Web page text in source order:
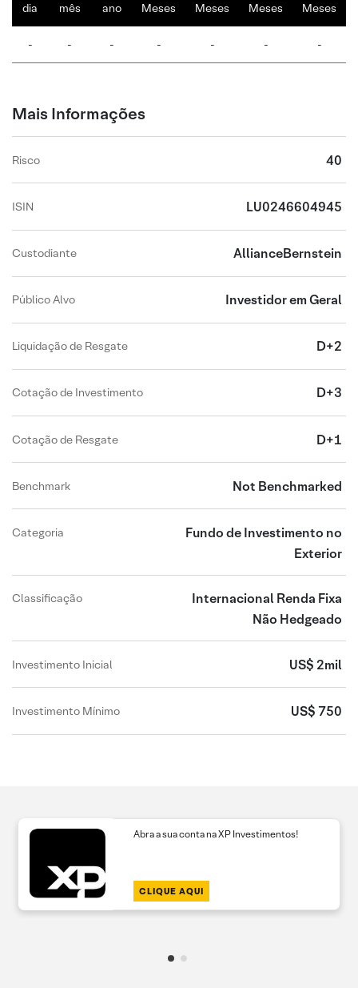
dia
mês
ano
Meses
Meses
Meses
Meses
- - - - - - -
Mais Informações
Risco 40
ISIN LU0246604945
Custodiante AllianceBernstein
Público Alvo Investidor em Geral
Liquidação de Resgate D+2
Cotação de Investimento D+3
Cotação de Resgate D+1
Benchmark Not Benchmarked
Categoria
Fundo de Investimento no
Exterior
Classificação
Internacional Renda Fixa
Não Hedgeado
Investimento Inicial US$ 2mil
Investimento Mínimo US$ 750
Abra a sua conta na XP Investimentos!
CLIQUE AQUI